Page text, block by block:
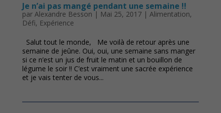
Je n’ai pas mangé pendant une semaine !!
par Alexandre Besson | Mai 25, 2017| Alimentation,
Défi, Expérience
Salut tout le monde, Me voilà de retour après une
semaine de jeûne. Oui, oui, une semaine sans manger
si ce n’est un jus de fruit le matin et un bouillon de
légume le soir !! C’est vraiment une sacrée expérience
et je vais tenter de vous...